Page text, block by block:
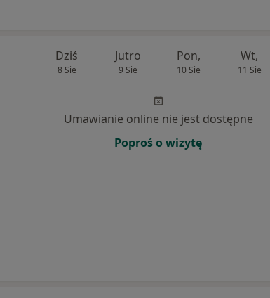
Dziś
8 Sie
Jutro
9 Sie
Pon,
10 Sie
Wt,
11 Sie
Umawianie online nie jest dostępne
Poproś o wizytę